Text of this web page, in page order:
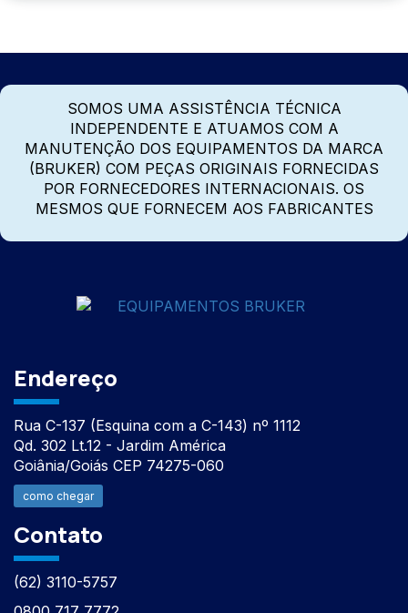
SOMOS UMA ASSISTÊNCIA TÉCNICA
INDEPENDENTE E ATUAMOS COM A
MANUTENÇÃO DOS EQUIPAMENTOS DA MARCA
(BRUKER) COM PEÇAS ORIGINAIS FORNECIDAS
POR FORNECEDORES INTERNACIONAIS. OS
MESMOS QUE FORNECEM AOS FABRICANTES
Endereço
Rua C-137 (Esquina com a C-143) nº 1112
Qd. 302 Lt.12 - Jardim América
Goiânia/Goiás CEP 74275-060
como chegar
Contato
(62) 3110-5757